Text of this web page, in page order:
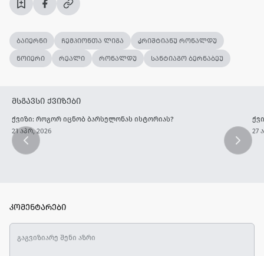
ბაიერნი ჩემპიონთა ლიგა კრიშტიანუ რონალდუ
ნოიერი რეალი რონალდუ სანტიაგო ბერნაბეუ
მსგავსი ქვიზები
21 აპრ, 2026
ქვიზი: როგორ იცნობ ბარსელონას ისტორიას?
27
კომენტარები